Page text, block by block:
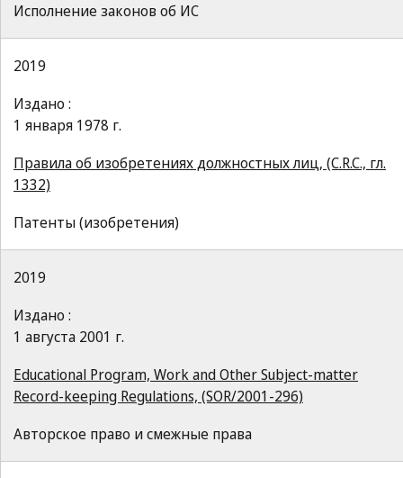
Исполнение законов об ИС
2019
Издано :
1 января 1978 г.
Правила об изобретениях должностных лиц, (C.R.C., гл.
1332)
Патенты (изобретения)
2019
Издано :
1 августа 2001 г.
Educational Program, Work and Other Subject-matter
Record-keeping Regulations, (SOR/2001-296)
Авторское право и смежные права